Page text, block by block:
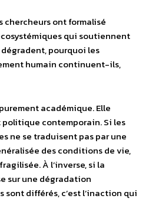
chercheurs ont formalisé
qui soutiennent
pourquoi les
humain continuent-ils,
académique. Elle
contemporain. Si les
ne se traduisent pas par une
des conditions de vie,
À l’inverse, si la
sur une dégradation
différés, c’est l’inaction qui